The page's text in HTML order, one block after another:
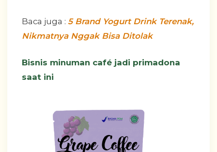
Baca juga : 5 Brand Yogurt Drink Terenak,
Nikmatnya Nggak Bisa Ditolak
Bisnis minuman café jadi primadona
saat ini